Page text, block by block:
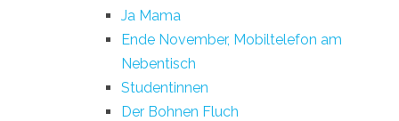
Ja Mama
Ende November, Mobiltelefon am
Nebentisch
Studentinnen
Der Bohnen Fluch